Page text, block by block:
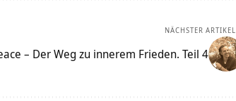
NÄCHSTER ARTIKEL
– Der Weg zu innerem Frieden. Teil 4